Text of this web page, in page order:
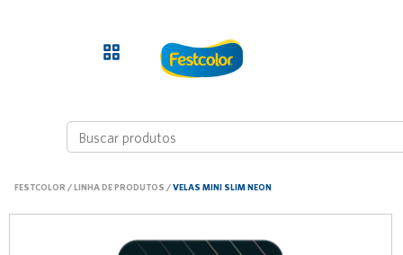
FESTCOLOR /LINHA DE PRODUTOS /VELAS MINI SLIM NEON